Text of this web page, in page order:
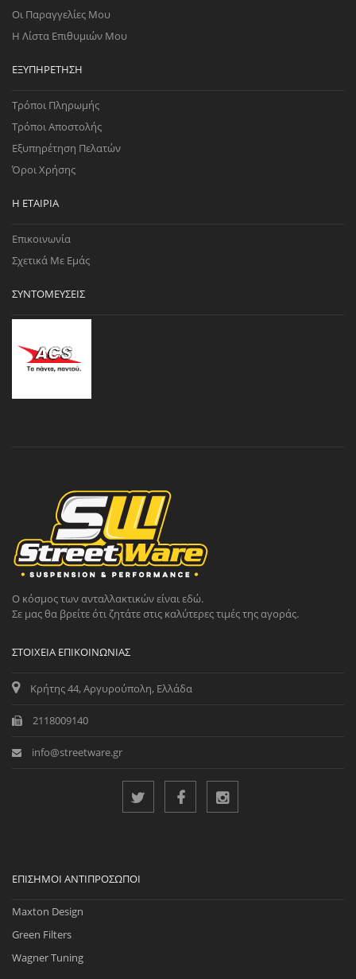
Οι Παραγγελίες Μου
Η Λίστα Επιθυμιών Μου
ΕΞΥΠΗΡΈΤΗΣΗ
Τρόποι Πληρωμής
Τρόποι Αποστολής
Εξυπηρέτηση Πελατών
Όροι Χρήσης
Η ΕΤΑΙΡΊΑ
Επικοινωνία
Σχετικά Με Εμάς
ΣΥΝΤΟΜΕΎΣΕΙΣ
Ο κόσμος των ανταλλακτικών είναι εδώ.
Σε μας θα βρείτε ότι ζητάτε στις καλύτερες τιμές της αγοράς.
ΣΤΟΙΧΕΊΑ ΕΠΙΚΟΙΝΩΝΊΑΣ
Κρήτης 44, Αργυρούπολη, Ελλάδα
2118009140
info@streetware.gr
ΕΠΊΣΗΜΟΙ ΑΝΤΙΠΡΌΣΩΠΟΙ
Maxton Design
Green Filters
Wagner Tuning